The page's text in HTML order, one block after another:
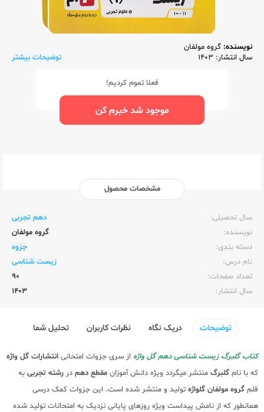
نویسنده: گروه مولفان
سال انتشار: 1403
توضیحات بیشتر
فعلا تموم کردیم!
موجود شد خبرم کن
مشخصات محصول
سال تحصیلی:‌
دهم تجربی
نویسنده:‌
گروه مولفان
دسته بندی:
جزوه
نام درس:
زیست شناسی
تعداد صفحات:‌
90
سال انتشار:‌
1403
توضیحات دریک نگاه نظرات کاربران تحلیل شما
کتاب گلبرگ زیست شناسی دهم گل واژه از سری جزوات امتحانی انتشارات گل واژه
که با نام گلبرگ منتشر میگردد ویژه دانش آموزان مقطع دهم در رشته تجربی به
قلم گروه مولفان گلواژه تولید و منتشر شده است. این جزوات کمک درسی
همانطور که از نامش پیداست ویژه روزهای پایانی نزدیک به امتحانات تولید شده